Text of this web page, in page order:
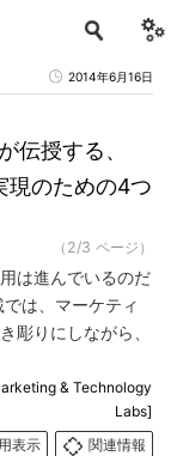
2014年6月16日
授する、
現のための4つ
（2/3 ページ）
は進んでいるのだ
は、マーケティ
彫りにしながら、
& Technology
Labs]
表示
関連情報